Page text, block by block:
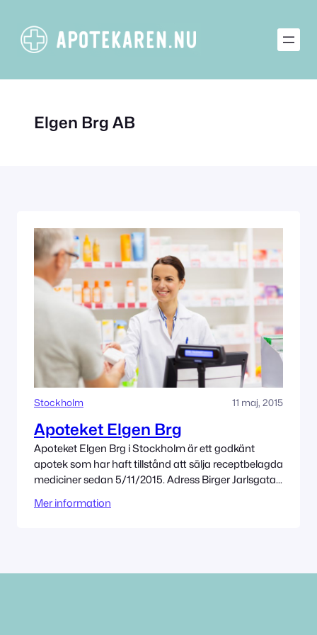
innehåll
Elgen Brg AB
Stockholm 11 maj, 2015
Apoteket Elgen Brg
Apoteket Elgen Brg i Stockholm är ett godkänt
apotek som har haft tillstånd att sälja receptbelagda
mediciner sedan 5/11/2015. Adress Birger Jarlsgatan
Brg AB
Mer information